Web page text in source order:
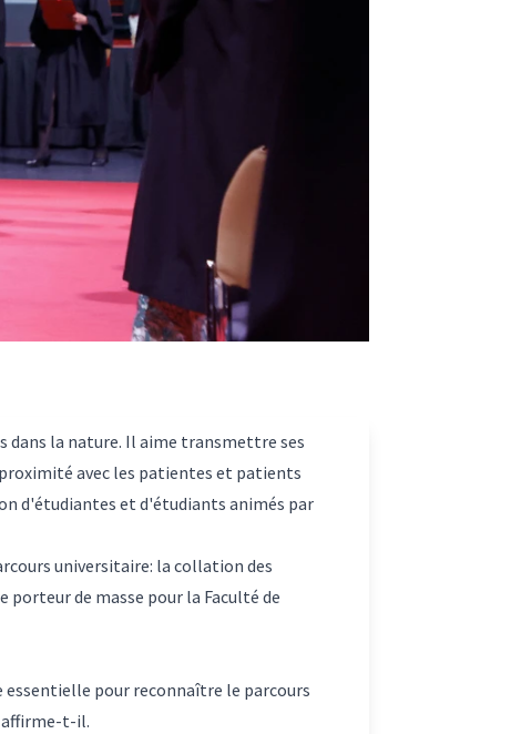
dans la nature. Il aime transmettre ses
avec les patientes et patients
d'étudiantes et d'étudiants animés par
universitaire: la collation des
porteur de masse pour la Faculté de
essentielle pour reconnaître le parcours
affirme-t-il.